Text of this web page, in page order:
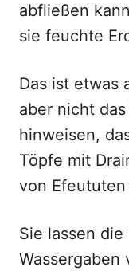
abfließen
sie feuchte
Das ist etwas
aber nicht
hinweisen,
Töpfe mit
von
Sie lassen
Wassergaben